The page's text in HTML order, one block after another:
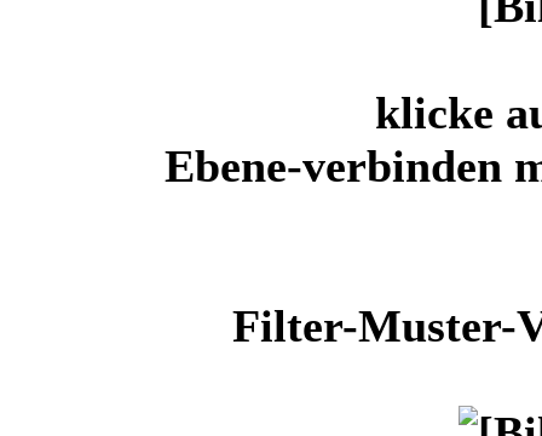
klicke
Ebene-verbinden
Filter-Muster-